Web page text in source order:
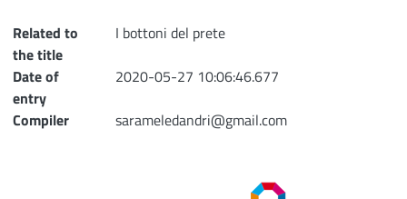
Related to
the title
I bottoni del prete
Date of
entry
2020-05-27 10:06:46.677
Compiler
sarameledandri@gmail.com